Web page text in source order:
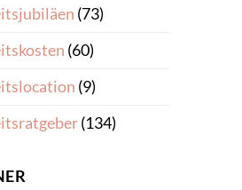
(73)
(60)
(9)
(134)